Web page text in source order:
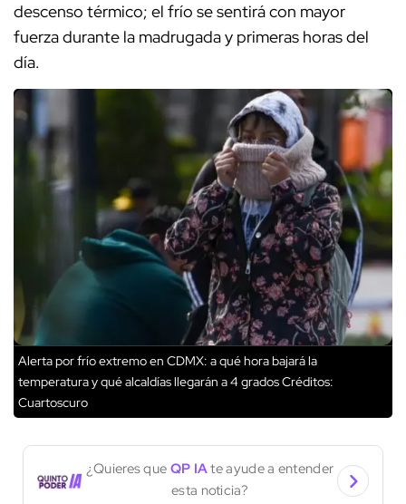
descenso térmico; el frío se sentirá con mayor
fuerza durante la madrugada y primeras horas del
día.
Alerta por frío extremo en CDMX: a qué hora bajará la
temperatura y qué alcaldías llegarán a 4 gradosCréditos:
Cuartoscuro
¿Quieres que QP IAte ayude a entender
esta noticia?